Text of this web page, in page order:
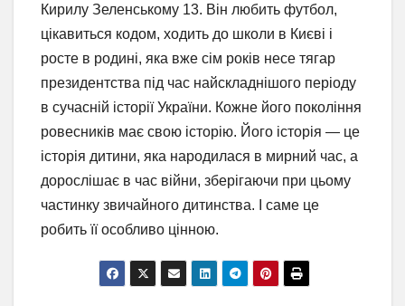
Кирилу Зеленському 13. Він любить футбол,
цікавиться кодом, ходить до школи в Києві і
росте в родині, яка вже сім років несе тягар
президентства під час найскладнішого періоду
в сучасній історії України. Кожне його покоління
ровесників має свою історію. Його історія — це
історія дитини, яка народилася в мирний час, а
дорослішає в час війни, зберігаючи при цьому
частинку звичайного дитинства. І саме це
робить її особливо цінною.